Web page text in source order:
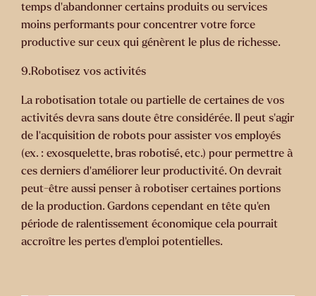
temps d’abandonner certains produits ou services
moins performants pour concentrer votre force
productive sur ceux qui génèrent le plus de richesse.
9.Robotisez vos activités
La robotisation totale ou partielle de certaines de vos
activités devra sans doute être considérée. Il peut s’agir
de l’acquisition de robots pour assister vos employés
(ex. : exosquelette, bras robotisé, etc.) pour permettre à
ces derniers d’améliorer leur productivité. On devrait
peut-être aussi penser à robotiser certaines portions
de la production. Gardons cependant en tête qu’en
période de ralentissement économique cela pourrait
accroître les pertes d’emploi potentielles.